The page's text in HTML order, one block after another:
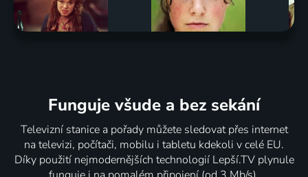
Funguje všude a bez sekání
Televizní stanice a pořady můžete sledovat přes internet
na televizi, počítači, mobilu i tabletu kdekoli v celé EU.
Díky použití nejmodernějších technologií Lepší.TV plynule